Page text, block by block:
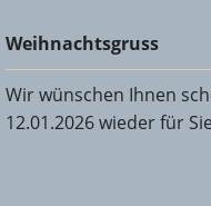
Weihnachtsgruss
Weihnachtsgruss
Wir wünschen Ihnen
12.01.2026 wieder für